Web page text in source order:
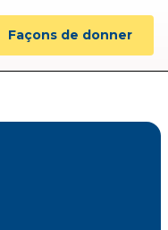
Façons de donner